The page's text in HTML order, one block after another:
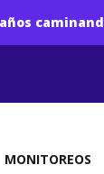
MONITOREOS